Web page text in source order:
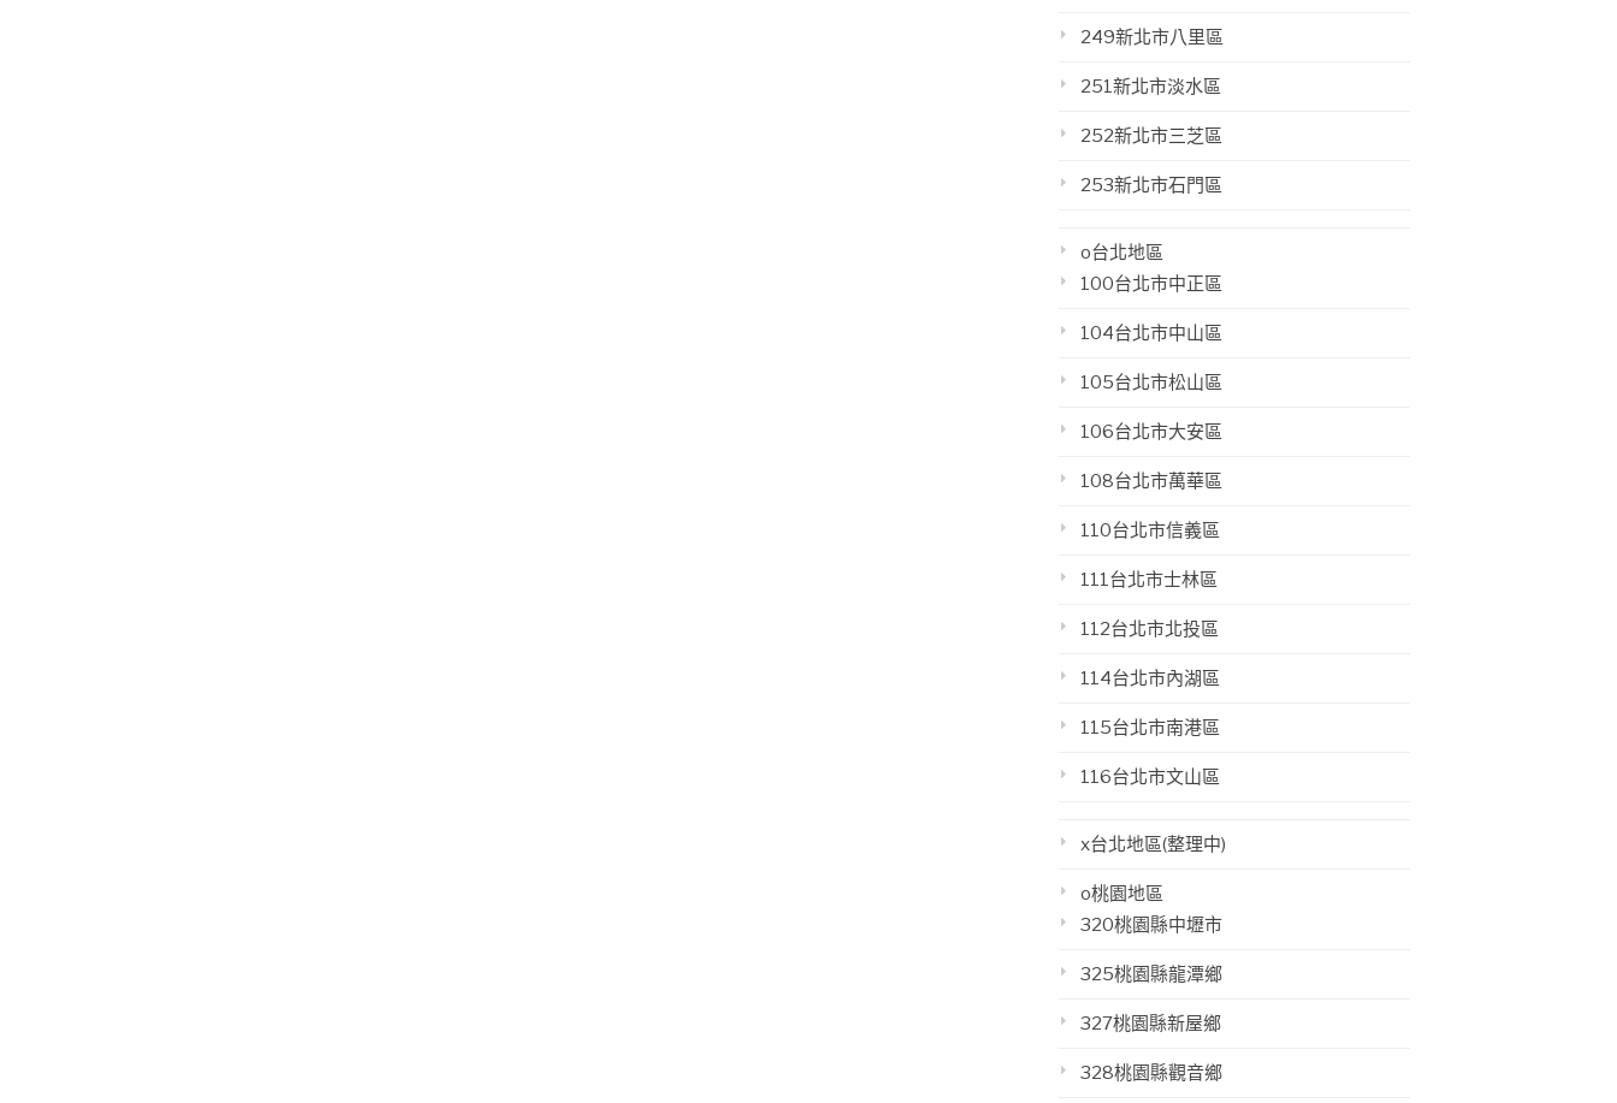
249新北市八里區
251新北市淡水區
252新北市三芝區
253新北市石門區
o台北地區
100台北市中正區
104台北市中山區
105台北市松山區
106台北市大安區
108台北市萬華區
110台北市信義區
111台北市士林區
112台北市北投區
114台北市內湖區
115台北市南港區
116台北市文山區
x台北地區(整理中)
o桃園地區
320桃園縣中壢市
325桃園縣龍潭鄉
327桃園縣新屋鄉
328桃園縣觀音鄉